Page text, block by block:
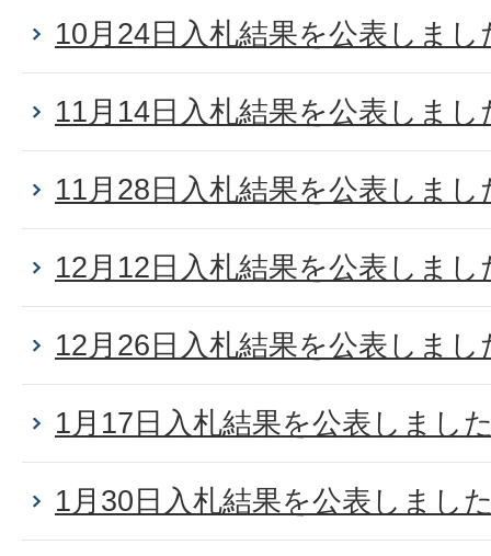
10月24日入札結果を公表しまし
11月14日入札結果を公表しまし
11月28日入札結果を公表しまし
12月12日入札結果を公表しまし
12月26日入札結果を公表しまし
1月17日入札結果を公表しまし
1月30日入札結果を公表しまし